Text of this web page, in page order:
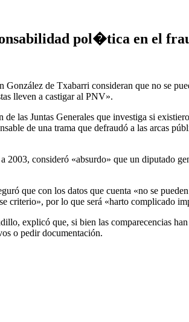
pol�tica en el
de Txabarri consideran que no se
lleven a castigar al PNV».
las Juntas Generales que investiga si
de una trama que defraudó a las arcas
consideró «absurdo» que un diputado
que con los datos que cuenta «no se
criterio», por lo que será «harto complicado
explicó que, si bien las comparecencias
o pedir documentación.